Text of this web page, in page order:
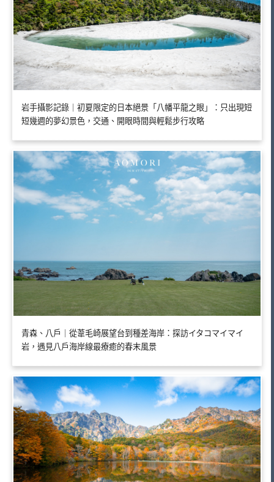
岩手攝影記錄｜初夏限定的日本絕景「八幡平龍之眼」：只出現短
短幾週的夢幻景色，交通、開眼時間與輕鬆步行攻略
青森、八戶｜從葦毛崎展望台到種差海岸：探訪イタコマイマイ
岩，遇見八戶海岸線最療癒的春末風景